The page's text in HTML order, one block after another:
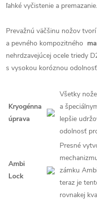
ľahké vyčistenie a premazanie.
Prevažnú väčšinu nožov
a pevného kompozitného
nehrdzavejúcej ocele triedy
s vysokou koróznou
Kryogénna
úprava
Všetky
a
lepšie
odolnosť
Ambi
Lock
Presné
zámku
teraz je
rovnakej